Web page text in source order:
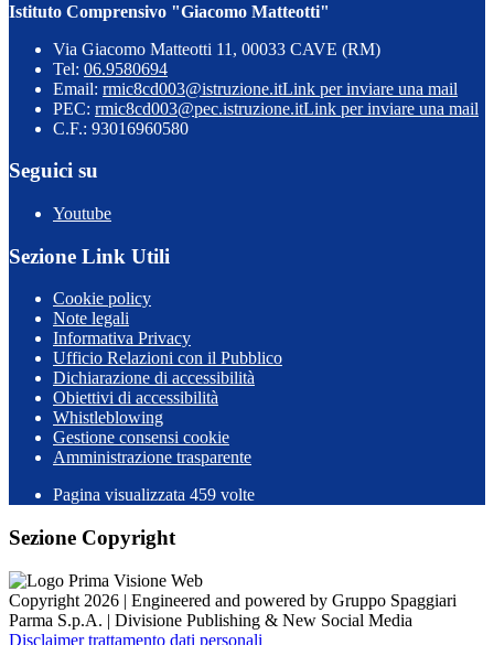
Istituto Comprensivo "Giacomo Matteotti"
Via Giacomo Matteotti 11, 00033 CAVE (RM)
Tel: 06.9580694
Email: rmic8cd003@istruzione.itLink per inviare una mail
PEC: rmic8cd003@pec.istruzione.itLink per inviare una mail
C.F.: 93016960580
Seguici su
Youtube
Sezione Link Utili
Cookie policy
Note legali
Informativa Privacy
Ufficio Relazioni con il Pubblico
Dichiarazione di accessibilità
Obiettivi di accessibilità
Whistleblowing
Gestione consensi cookie
Amministrazione trasparente
Pagina visualizzata 459 volte
Sezione Copyright
Copyright 2026 | Engineered and powered by Gruppo Spaggiari
Parma S.p.A. | Divisione Publishing & New Social Media
Disclaimer trattamento dati personali